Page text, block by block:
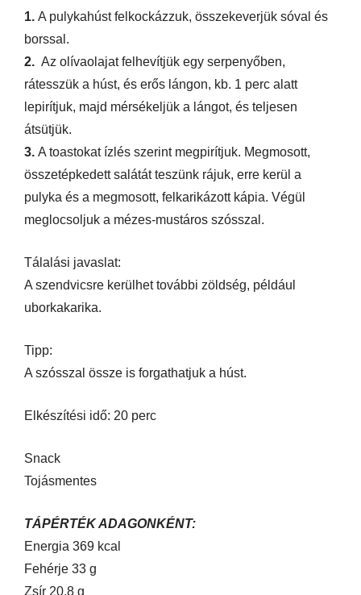
1. A pulykahúst felkockázzuk, összekeverjük sóval és
borssal.
2. Az olívaolajat felhevítjük egy serpenyőben,
rátesszük a húst, és erős lángon, kb. 1 perc alatt
lepirítjuk, majd mérsékeljük a lángot, és teljesen
átsütjük.
3. A toastokat ízlés szerint megpirítjuk. Megmosott,
összetépkedett salátát teszünk rájuk, erre kerül a
pulyka és a megmosott, felkarikázott kápia. Végül
meglocsoljuk a mézes-mustáros szósszal.
Tálalási javaslat:
A szendvicsre kerülhet további zöldség, például
uborkakarika.
Tipp:
A szósszal össze is forgathatjuk a húst.
Elkészítési idő: 20 perc
Snack
Tojásmentes
TÁPÉRTÉK ADAGONKÉNT:
Energia 369 kcal
Fehérje 33 g
Zsír 20,8 g